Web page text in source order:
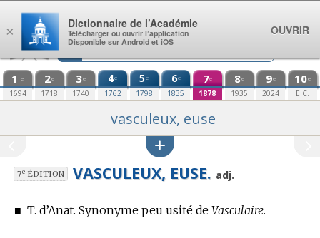
Aller au contenu
1 re
1694
2e
1718
3e
1740
4e
1762
5e
1798
6e
1835
7e
1878
8e
1935
9e
2024
10e
E.C.
vasculeux, euse
7eÉDITION VASCULEUX, EUSE. adj.
■ T. d’Anat. Synonyme peu usité de Vasculaire.
×
Dictionnaire de l’Académie
Télécharger ou ouvrir l’application
Disponible sur Android et iOS
OUVRIR